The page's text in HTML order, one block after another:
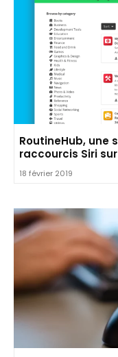
RoutineHub, une
raccourcis Siri
18 février 2019